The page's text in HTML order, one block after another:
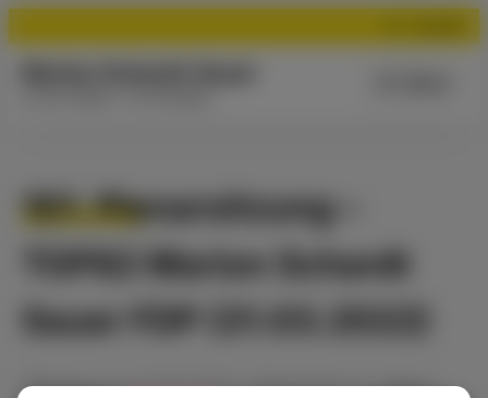
101. Plenarsitzung –
TOP82 Marion Schardt
Sauer FDP (31.03.2022)
Meldungvom04.04.2022•Plenarsitzung,Videos